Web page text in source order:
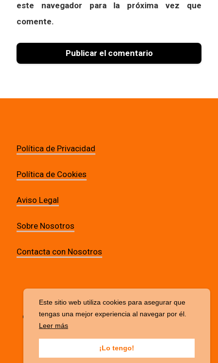
este navegador para la próxima vez que
comente.
Política de Privacidad
Política de Cookies
Aviso Legal
Sobre Nosotros
Contacta con Nosotros
© 2026 VulkaMexico.com · Todos los derechos
Este sitio web utiliza cookies para asegurar que
tengas una mejor experiencia al navegar por él.
Leer más
¡Lo tengo!